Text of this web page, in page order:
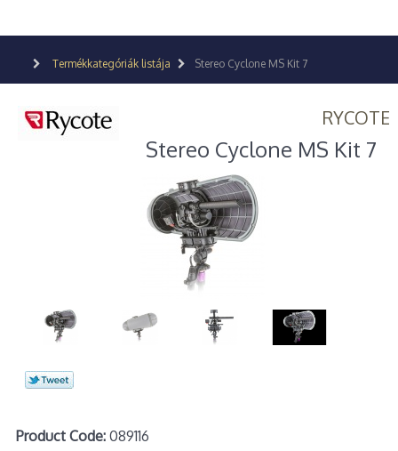
Termékkategóriák listája Stereo Cyclone MS Kit 7
RYCOTE
Stereo Cyclone MS Kit 7
Product Code:089116